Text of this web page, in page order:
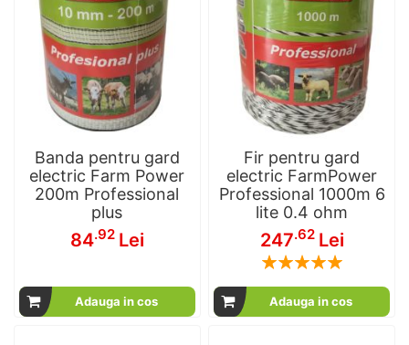
Banda pentru gard
electric Farm Power
200m Professional
plus
84.92 Lei
Adauga in cos
Fir pentru gard
electric FarmPower
Professional 1000m 6
lite 0.4 ohm
247.62 Lei
Rating:
Adauga in cos